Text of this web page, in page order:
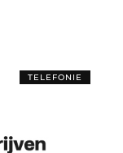
TELEFONIE